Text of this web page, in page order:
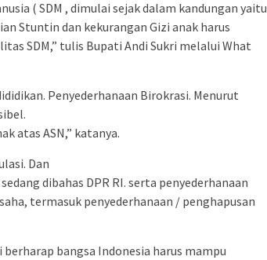
( SDM , dimulai sejak dalam kandungan yaitu
Stuntin dan kekurangan Gizi anak harus
SDM,” tulis Bupati Andi Sukri melalui What
Penyederhanaan Birokrasi. Menurut
atas ASN,” katanya.
Dan
dibahas DPR RI. serta penyederhanaan
termasuk penyederhanaan / penghapusan
bangsa Indonesia harus mampu